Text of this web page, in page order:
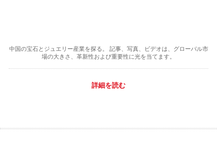
中国の宝石とジュエリー産業を探る。 記事、写真、ビデオは、グローバル市
場の大きさ、革新性および重要性に光を当てます。
詳細を読む